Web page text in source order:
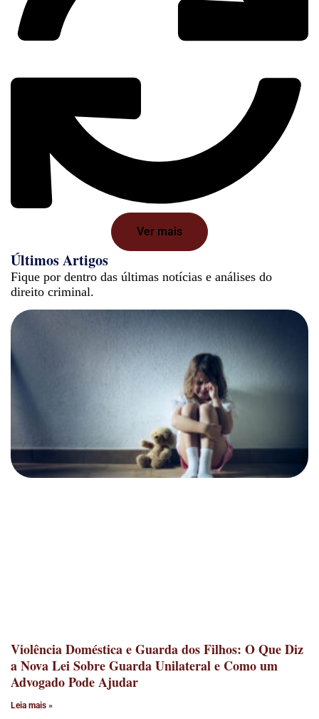
Ver mais
Últimos Artigos
Fique por dentro das últimas notícias e análises do
direito criminal.
Violência Doméstica e Guarda dos Filhos: O Que Diz
a Nova Lei Sobre Guarda Unilateral e Como um
Advogado Pode Ajudar
Leia mais »